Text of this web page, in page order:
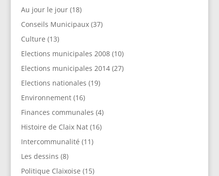
Au jour le jour(18)
Conseils Municipaux(37)
Culture (13)
Elections municipales 2008(10)
Elections municipales 2014(27)
Elections nationales (19)
Environnement(16)
Finances communales (4)
Histoire de Claix Nat(16)
Intercommunalité (11)
Les dessins (8)
Politique Claixoise (15)